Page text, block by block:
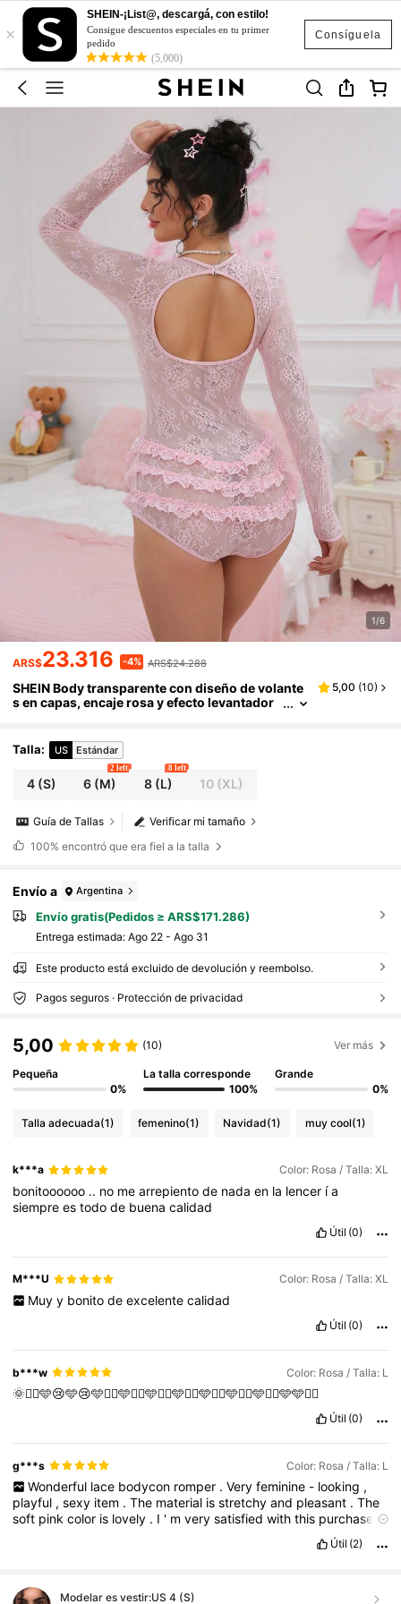
Consíguela
×
SHEIN-¡List@, descargá, con estilo!
Consigue descuentos especiales en tu primer
pedido
(5,000)
1/6
ARS$23.316 -4% ARS$24.288
SHEIN Body transparente con diseño de volante
s en capas, encaje rosa y efecto levantador
5,00 (10)
Talla: US Estándar
4 (S) 6 (M)
2 left
8(L)
8 left
10 (XL)
Verificar mi tamaño
Guía de Tallas
100% encontró que era fiel a la talla
Envío a Argentina
Envío gratis(Pedidos ≥ ARS$171.286)
Entrega estimada: Ago 22 - Ago 31
Este producto está excluido de devolución y reembolso.
Pagos seguros · Protección de privacidad
5,00 (10) Ver más
Pequeña
0%
La talla corresponde
100%
Grande
0%
Talla adecuada(1) femenino(1) Navidad(1) muy cool(1)
k***a Color: Rosa / Talla: XL
bonitoooooo .. no mearrepientode nadaen la lencer ía
siempreestodode buenacalidad
Útil (0)
M***U Color: Rosa / Talla: XL
Muy y bonito de excelente calidad
Útil (0)
b***w Color: Rosa / Talla: L
🌞🙂‍↔️🩵😢🩵😢🩵🙂‍↔️🩵🙂‍↔️🩵🙂‍↔️🩵🙂‍↔️🩵🙂‍↔️🩵🙂‍↔️🩵🙂‍↔️🩵🩵🙂‍↔️
Útil (0)
g***s Color: Rosa / Talla: L
Wonderful lace bodycon romper . Very feminine - looking ,
playful ,sexy item .The material isstretchyand pleasant .The
soft pinkcolor is lovely . I ' mverysatisfiedwiththis purchase ,
THANK
Útil (2)
Modelar es vestir:US 4 (S)